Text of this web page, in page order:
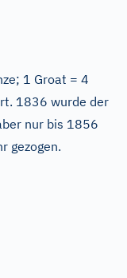
1 Groat = 4
1836 wurde der
nur bis 1856
gezogen.